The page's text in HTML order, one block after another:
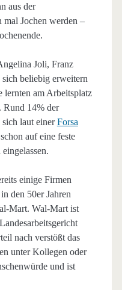
aus der
Jochen werden –
Joli, Franz
beliebig erweitern
lernten am Arbeitsplatz
Rund 14% der
sich laut einerForsa
auf eine feste
einige Firmen
den 50er Jahren
Mart. Wal-Mart ist
nach verstößt das
unter Kollegen oder
und ist